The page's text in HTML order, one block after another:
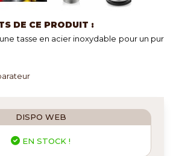
DE CE PRODUIT :
tasse en acier inoxydable pour un pur
DISPO WEB
EN STOCK !